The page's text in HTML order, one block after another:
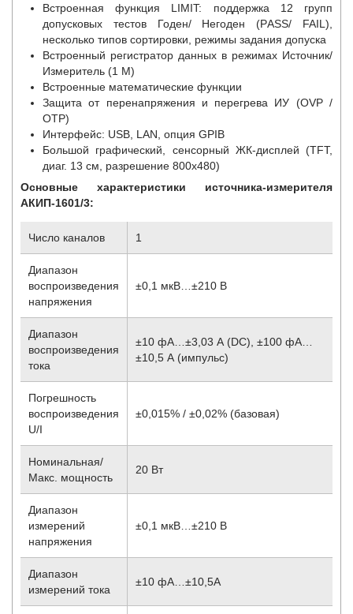
Встроенная функция LIMIT: поддержка 12 групп
допусковых тестов Годен/ Негоден (PАSS/ FAIL),
несколько типов сортировки, режимы задания допуска
Встроенный регистратор данных в режимах Источник/
Измеритель (1 М)
Встроенные математические функции
Защита от перенапряжения и перегрева ИУ (OVP /
OTP)
Интерфейс: USB, LAN, опция GPIB
Большой графический, сенсорный ЖК-дисплей (TFT,
диаг. 13 см, разрешение 800х480)
Основные характеристики источника-измерителя
АКИП-1601/3:
Число каналов 1
Диапазон
воспроизведения
напряжения
±0,1 мкВ…±210 В
Диапазон
воспроизведения
тока
±10 фА…±3,03 А (DC), ±100 фА…
±10,5 А (импульс)
Погрешность
воспроизведения
U/I
±0,015% / ±0,02% (базовая)
Номинальная/
Макс. мощность
20 Вт
Диапазон
измерений
напряжения
±0,1 мкВ…±210 В
Диапазон
измерений тока
±10 фА…±10,5А